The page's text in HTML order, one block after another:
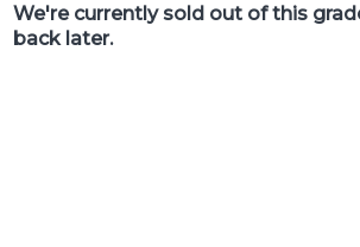
We're currently sold out of this
back later.